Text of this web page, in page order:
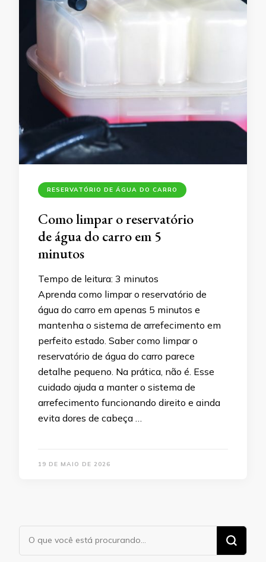
RESERVATÓRIO DE ÁGUA DO CARRO
Como limpar o reservatório
de água do carro em 5
minutos
Tempo de leitura: 3 minutos
Aprenda como limpar o reservatório de
água do carro em apenas 5 minutos e
mantenha o sistema de arrefecimento em
perfeito estado. Saber como limpar o
reservatório de água do carro parece
detalhe pequeno. Na prática, não é. Esse
cuidado ajuda a manter o sistema de
arrefecimento funcionando direito e ainda
evita dores de cabeça …
19 DE MAIO DE 2026
Procurando